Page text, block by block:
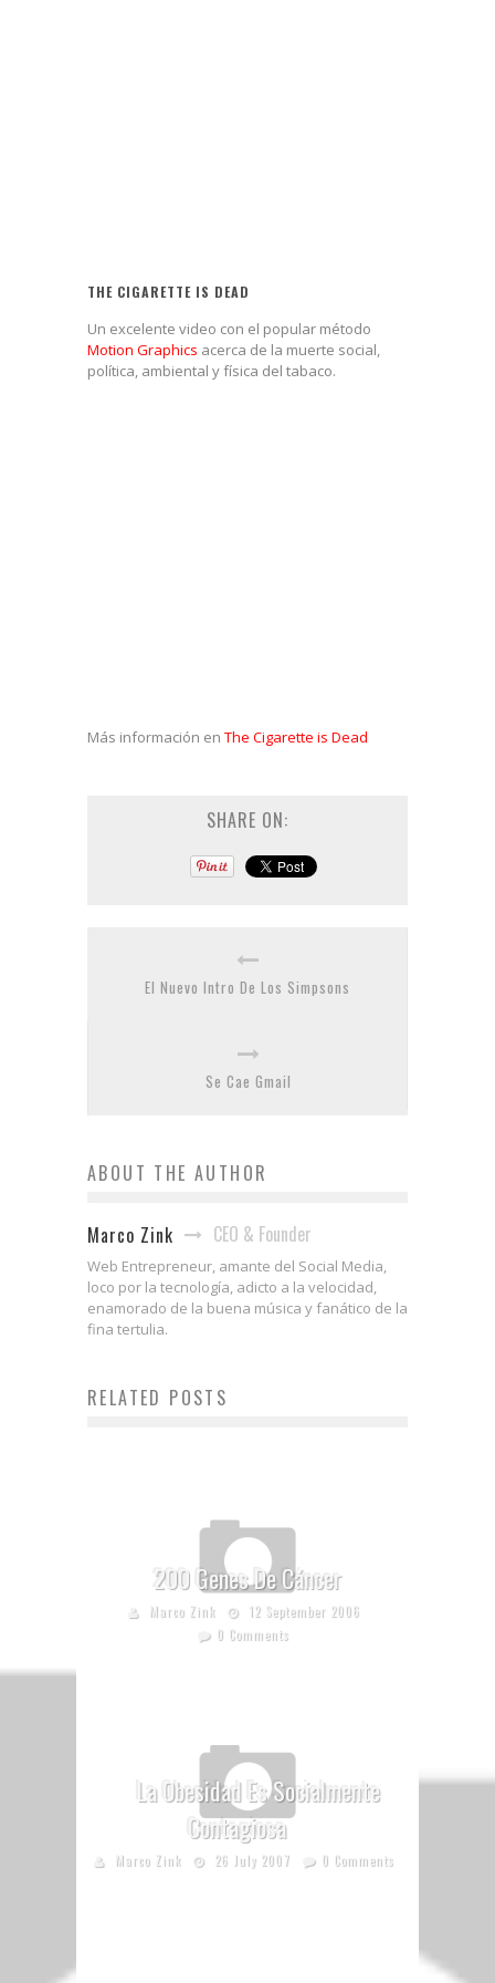
THE CIGARETTE IS DEAD
Un excelente video con el popular método
Motion Graphics acerca de la muerte social,
política, ambiental y física del tabaco.
Más información en The Cigarette is Dead
SHARE ON:
El Nuevo Intro De Los Simpsons
Se Cae Gmail
ABOUT THE AUTHOR
Marco Zink CEO & Founder
Web Entrepreneur, amante del Social Media,
loco por la tecnología, adicto a la velocidad,
enamorado de la buena música y fanático de la
fina tertulia.
RELATED POSTS
200 Genes De Cáncer
Marco Zink
12 September 2006
0 Comments
La Obesidad Es Socialmente
Contagiosa
Marco Zink 26 July 2007 0 Comments